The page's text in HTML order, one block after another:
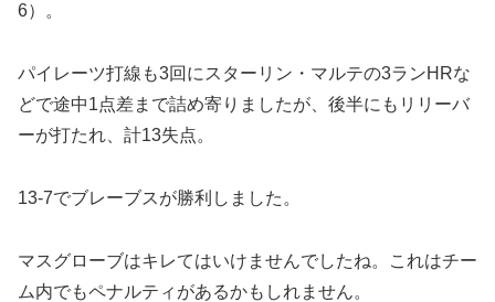
6）。
パイレーツ打線も3回にスターリン・マルテの3ランHRな
どで途中1点差まで詰め寄りましたが、後半にもリリーバ
ーが打たれ、計13失点。
13-7でブレーブスが勝利しました。
マスグローブはキレてはいけませんでしたね。これはチー
ム内でもペナルティがあるかもしれません。